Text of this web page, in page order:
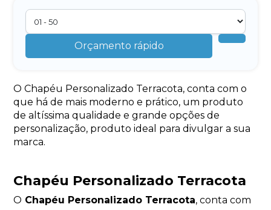
Orçamento rápido
O Chapéu Personalizado Terracota, conta com o
que há de mais moderno e prático, um produto
de altíssima qualidade e grande opções de
personalização, produto ideal para divulgar a sua
marca.
Chapéu Personalizado Terracota
O Chapéu Personalizado Terracota, conta com